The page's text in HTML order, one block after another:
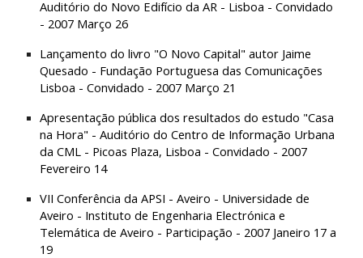
Auditório do Novo Edifício da AR - Lisboa - Convidado
- 2007 Março 26
Lançamento do livro "O Novo Capital" autor Jaime
Quesado - Fundação Portuguesa das Comunicações
Lisboa - Convidado - 2007 Março 21
Apresentação pública dos resultados do estudo "Casa
na Hora" - Auditório do Centro de Informação Urbana
da CML - Picoas Plaza, Lisboa - Convidado - 2007
Fevereiro 14
VII Conferência da APSI - Aveiro - Universidade de
Aveiro - Instituto de Engenharia Electrónica e
Telemática de Aveiro - Participação - 2007 Janeiro 17 a
19